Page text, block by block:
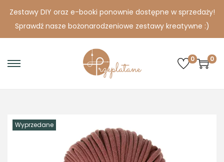
Zestawy DIY oraz e-booki ponownie dostępne w sprzedaży!
Sprawdź nasze bożonarodzeniowe zestawy kreatywne :)
S
t
o
n
S
t
o
c
0 0
Wyprzedane